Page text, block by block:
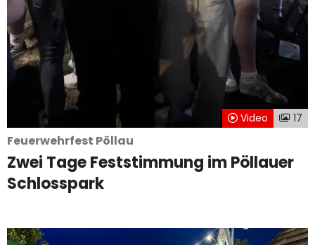
Video 17
Feuerwehrfest Pöllau
Zwei Tage Feststimmung im Pöllauer
Schlosspark